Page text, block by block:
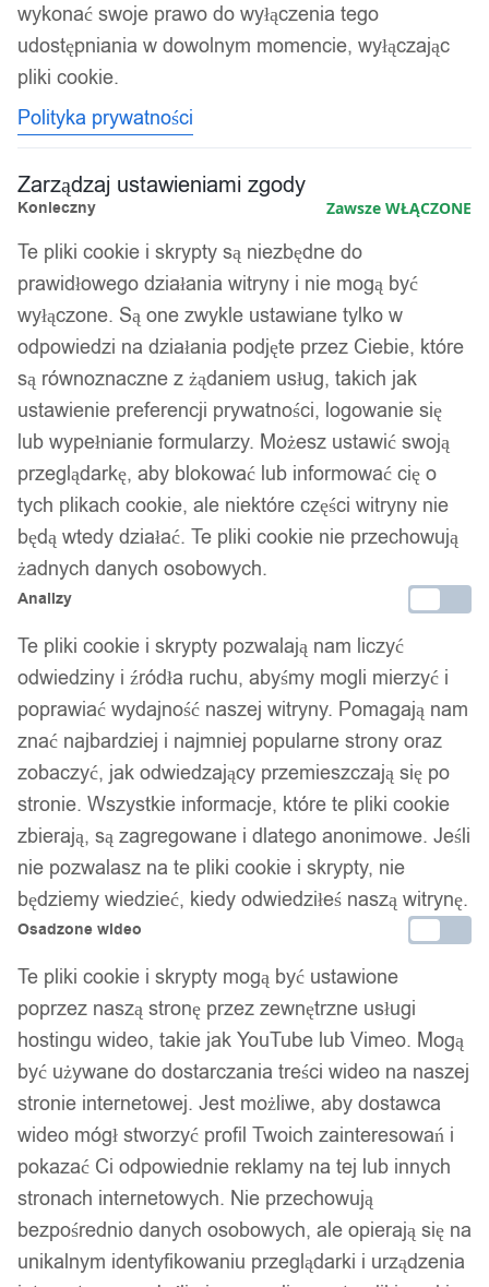
/ 6
Tablet graficzny do
rysowania prezent dla dzieci
zabawka multikolor
wykonać swoje prawo do wyłączenia tego
udostępniania w dowolnym momencie, wyłączając
pliki cookie.
Polityka prywatności
Zarządzaj ustawieniami zgody
Konieczny Zawsze WŁĄCZONE
Te pliki cookie i skrypty są niezbędne do
prawidłowego działania witryny i nie mogą być
wyłączone. Są one zwykle ustawiane tylko w
odpowiedzi na działania podjęte przez Ciebie, które
są równoznaczne z żądaniem usług, takich jak
ustawienie preferencji prywatności, logowanie się
lub wypełnianie formularzy. Możesz ustawić swoją
przeglądarkę, aby blokować lub informować cię o
tych plikach cookie, ale niektóre części witryny nie
będą wtedy działać. Te pliki cookie nie przechowują
żadnych danych osobowych.
Analizy
Te pliki cookie i skrypty pozwalają nam liczyć
odwiedziny i źródła ruchu, abyśmy mogli mierzyć i
poprawiać wydajność naszej witryny. Pomagają nam
znać najbardziej i najmniej popularne strony oraz
zobaczyć, jak odwiedzający przemieszczają się po
stronie. Wszystkie informacje, które te pliki cookie
zbierają, są zagregowane i dlatego anonimowe. Jeśli
nie pozwalasz na te pliki cookie i skrypty, nie
będziemy wiedzieć, kiedy odwiedziłeś naszą witrynę.
Osadzone wideo
Te pliki cookie i skrypty mogą być ustawione
poprzez naszą stronę przez zewnętrzne usługi
hostingu wideo, takie jak YouTube lub Vimeo. Mogą
być używane do dostarczania treści wideo na naszej
stronie internetowej. Jest możliwe, aby dostawca
wideo mógł stworzyć profil Twoich zainteresowań i
pokazać Ci odpowiednie reklamy na tej lub innych
stronach internetowych. Nie przechowują
bezpośrednio danych osobowych, ale opierają się na
unikalnym identyfikowaniu przeglądarki i urządzenia